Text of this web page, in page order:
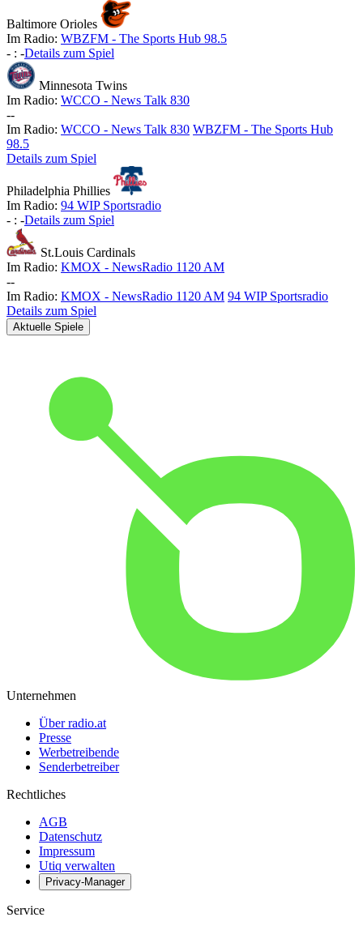
Baltimore Orioles
Im Radio: WBZFM - The Sports Hub 98.5
- : -Details zum Spiel
Minnesota Twins
Im Radio: WCCO - News Talk 830
--
Im Radio: WCCO - News Talk 830 WBZFM - The Sports Hub
98.5
Details zum Spiel
Philadelphia Phillies
Im Radio: 94 WIP Sportsradio
- : -Details zum Spiel
St.Louis Cardinals
Im Radio: KMOX - NewsRadio 1120 AM
--
Im Radio: KMOX - NewsRadio 1120 AM 94 WIP Sportsradio
Details zum Spiel
Aktuelle Spiele
Unternehmen
Über radio.at
Presse
Werbetreibende
Senderbetreiber
Rechtliches
AGB
Datenschutz
Impressum
Utiq verwalten
Privacy-Manager
Service